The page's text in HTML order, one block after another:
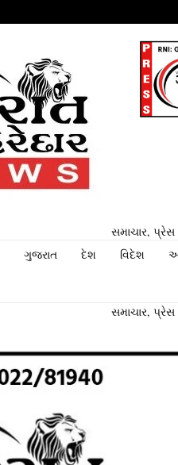
સમાચાર, પ્રેસ
ગુજરાત દેશ વિદેશ
સમાચાર, પ્રેસ